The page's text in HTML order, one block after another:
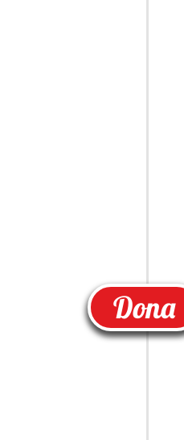
Dona